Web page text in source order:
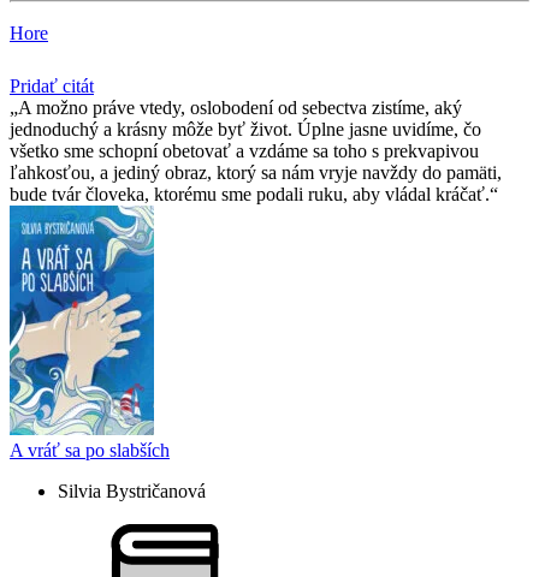
Hore
Pridať citát
A možno práve vtedy, oslobodení od sebectva zistíme, aký
jednoduchý a krásny môže byť život. Úplne jasne uvidíme, čo
všetko sme schopní obetovať a vzdáme sa toho s prekvapivou
ľahkosťou, a jediný obraz, ktorý sa nám vryje navždy do pamäti,
bude tvár človeka, ktorému sme podali ruku, aby vládal kráčať.
A vráť sa po slabších
Silvia Bystričanová